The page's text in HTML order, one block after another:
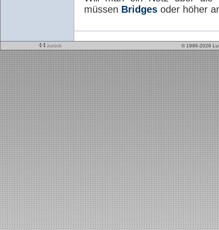
müssen Bridges oder höher
zurück © 1996-2026